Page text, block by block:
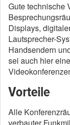
Gute technische
Displays,
Lautsprecher-
Handsendern
sei auch hier
Vorteile
Alle